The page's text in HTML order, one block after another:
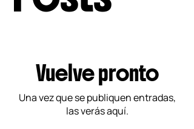
Vuelve pronto
Una vez que se publiquen entradas,
las verás aquí.